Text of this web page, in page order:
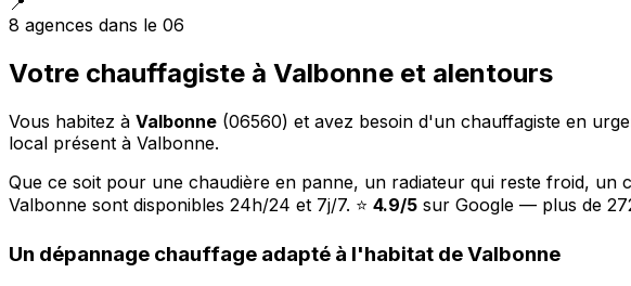
8 agences dans le 06
Votre chauffagiste à Valbonne et alentours
Vous habitez à Valbonne (06560) et avez besoin d'un chauffagiste en
local présent à Valbonne.
Que ce soit pour une chaudière en panne, un radiateur qui reste froid,
Valbonne sont disponibles 24h/24 et 7j/7. ⭐ 4.9/5 sur Google — plus de
Un dépannage chauffage adapté à l'habitat de Valbonne